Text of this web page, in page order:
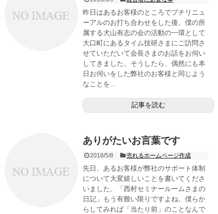
昨日はあるお客様のところでプチリニュ
ーアルのお打ち合わせをした後、僕の所
属する犬山有志の会の活動の一環として
大口町にあるタイム技研さまにご訪問さ
せていただいて会長さまのお話をお伺い
してきました。そうしたら、偶然にも本
日お伺いをした弊社のお客様と同じよう
なことを...
記事を読む
ありがたいお言葉です
2018/5/8 売れるホームページ作成
先日、あるお客様が弊社のサポート体制
について大変嬉しいことを書いてくださ
いました。「西村セミナールームさまの
日記」もう有難い限りですよね。僕らか
らしてみれば「当たり前」のことなんで